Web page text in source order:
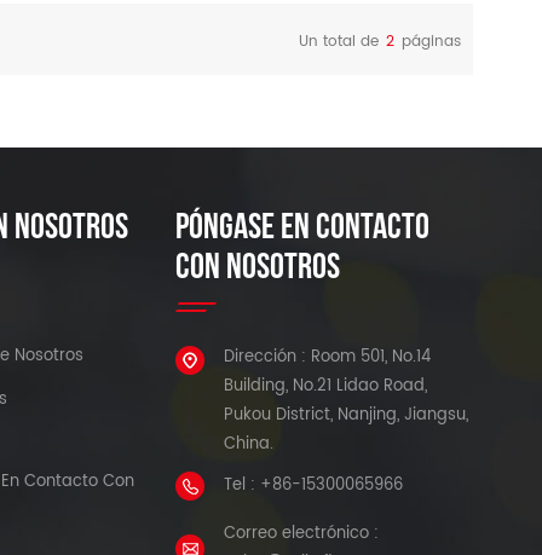
ajustes de configuración. Un
de operación.
Un total de 2 páginas
NOSOTROS
Nosotros
Contacto Con
PÓNGASE EN CONTACTO
CON NOSOTROS
Dirección : Room 501, No.14
Building, No.21 Lidao Road,
Pukou District, Nanjing, Jiangsu,
China.
Tel : +86-15300065966
Correo electrónico :